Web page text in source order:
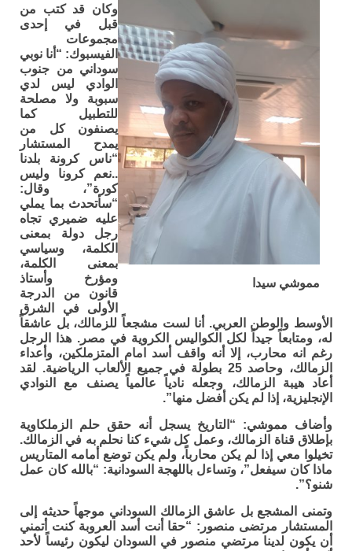
مموشي سيدا
وكان قد كتب من
قبل في إحدى
مجموعات
الفيسبوك: “أنا نوبي
سوداني من جنوب
الوادي ليس لدي
سبوبة ولا مصلحة
للتطبيل كما
يصنفون كل من
يمدح المستشار
“ناس كرونة بلدنا
..نعم كرونا وليس
كورة”، وقال:
“سأتحدث بما يملي
عليه ضميري تجاه
رجل دولة بمعنى
الكلمة، وسياسي
بمعنى الكلمة،
ومؤرخ وأستاذ
قانون من الدرجة
الأولى في الشرق
الأوسط والوطن العربي. أنا لست مشجعاً للزمالك، بل عاشقاً
له، ومتابعاً جيداً لكل الكواليس الكروية في مصر. هذا الرجل
رغم انه محارب، إلا أنه واقف أسد امام المتزملكين، وأعداء
الزمالك، وحاصد 25 بطولة في جميع الألعاب الرياضية. لقد
أعاد هيبة الزمالك، وجعله نادياً عالمياً يصنف مع النوادي
الإنجليزية، إذا لم يكن أفضل منها”.
وأضاف مموشي: “التاريخ يسجل أنه حقق حلم الزملكاوية
بإطلاق قناة الزمالك، وعمل كل شيء كنا نحلم به في الزمالك.
تخيلوا معي إذا لم يكن محارباً، ولم يكن توضع أمامه المتاريس
ماذا كان سيفعل”، وتساءل باللهجة السودانية: “بالله كان عمل
شنو؟”.
وتمنى المشجع بل عاشق الزمالك السوداني موجهاً حديثه إلى
المستشار مرتضى منصور: “حقا أنت أسد العروبة كنت أتمني
أن يكون لدينا مرتضي منصور في السودان ليكون رئيساً لأحد